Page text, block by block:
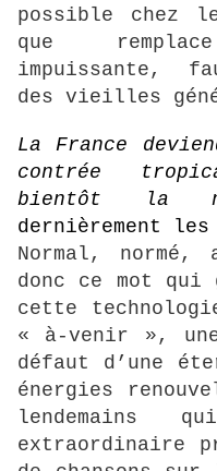
possible chez
que
impuissante,
des vieilles
La France
contrée
bientôt la
dernièrement
Normal, normé,
donc ce mot qui
cette
« à-venir »,
défaut d’une
énergies
lendemains
extraordinaire